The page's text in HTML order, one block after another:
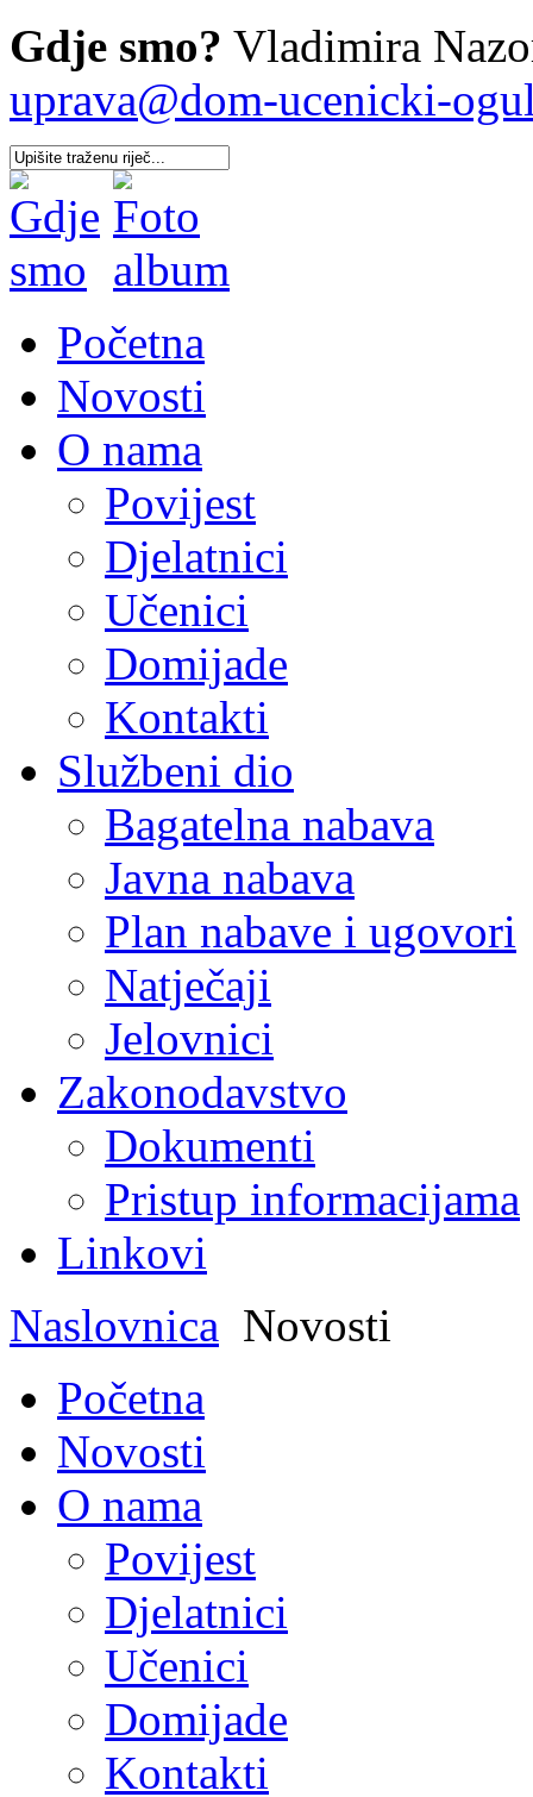
Gdje smo? Vladimira
uprava@dom-ucenicki-
Početna
Novosti
O nama
Povijest
Djelatnici
Učenici
Domijade
Kontakti
Službeni dio
Bagatelna nabava
Javna nabava
Plan nabave i ugovori
Natječaji
Jelovnici
Zakonodavstvo
Dokumenti
Pristup informacijama
Linkovi
Naslovnica Novosti
Početna
Novosti
O nama
Povijest
Djelatnici
Učenici
Domijade
Kontakti